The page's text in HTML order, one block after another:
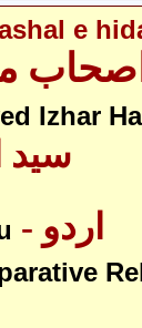
e
Izhar
سید
- اردو